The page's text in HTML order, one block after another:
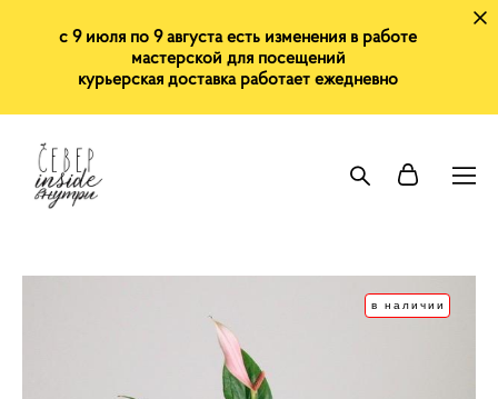
с 9 июля по 9 августа есть изменения в работе
мастерской для посещений
курьерская доставка работает ежедневно
в наличии